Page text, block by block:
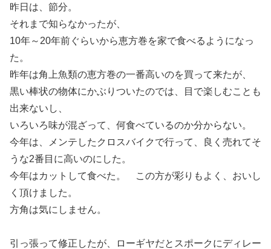
昨日は、節分。
それまで知らなかったが、
10年～20年前ぐらいから恵方巻を家で食べるようになっ
た。
昨年は角上魚類の恵方巻の一番高いのを買って来たが、
黒い棒状の物体にかぶりついたのでは、目で楽しむことも
出来ないし、
いろいろ味が混ざって、何食べているのか分からない。
今年は、メンテしたクロスバイクで行って、良く売れてそ
うな2番目に高いのにした。
今年はカットして食べた。 この方が彩りもよく、おいし
く頂けました。
方角は気にしません。
引っ張って修正したが、ローギヤだとスポークにディレー